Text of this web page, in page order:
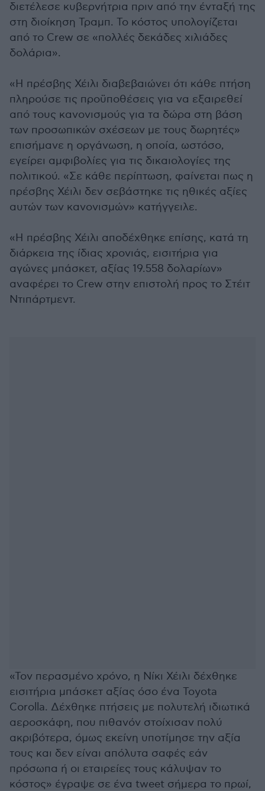
διετέλεσε κυβερνήτρια πριν από την ένταξή της
στη διοίκηση Τραμπ. Το κόστος υπολογίζεται
από το Crew σε «πολλές δεκάδες χιλιάδες
δολάρια».
«Η πρέσβης Χέιλι διαβεβαιώνει ότι κάθε πτήση
πληρούσε τις προϋποθέσεις για να εξαιρεθεί
από τους κανονισμούς για τα δώρα στη βάση
των προσωπικών σχέσεων με τους δωρητές»
επισήμανε η οργάνωση, η οποία, ωστόσο,
εγείρει αμφιβολίες για τις δικαιολογίες της
πολιτικού. «Σε κάθε περίπτωση, φαίνεται πως η
πρέσβης Χέιλι δεν σεβάστηκε τις ηθικές αξίες
αυτών των κανονισμών» κατήγγειλε.
«Η πρέσβης Χέιλι αποδέχθηκε επίσης, κατά τη
διάρκεια της ίδιας χρονιάς, εισιτήρια για
αγώνες μπάσκετ, αξίας 19.558 δολαρίων»
αναφέρει το Crew στην επιστολή προς το Στέιτ
Ντιπάρτμεντ.
«Τον περασμένο χρόνο, η Νίκι Χέιλι δέχθηκε
εισιτήρια μπάσκετ αξίας όσο ένα Toyota
Corolla. Δέχθηκε πτήσεις με πολυτελή ιδιωτικά
αεροσκάφη, που πιθανόν στοίχισαν πολύ
ακριβότερα, όμως εκείνη υποτίμησε την αξία
τους και δεν είναι απόλυτα σαφές εάν
πρόσωπα ή οι εταιρείες τους κάλυψαν το
κόστος» έγραψε σε ένα tweet σήμερα το πρωί,